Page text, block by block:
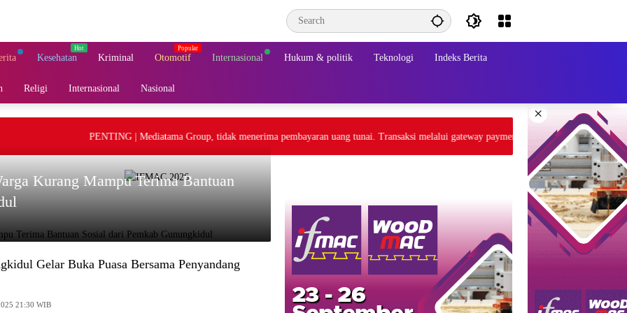
Kesehatan Kriminal Otomotif Internasional Hukum & politik Teknologi Indeks Berita
Religi Internasional Nasional
×
PENTING | Mediatama Group, tidak menerima pembayaran uang tunai. Transaksi melalui gateway payment atau tranfer bank BCA
Kurang Mampu Terima Bantuan
Gelar Buka Puasa Bersama Penyandang
21:30 WIB